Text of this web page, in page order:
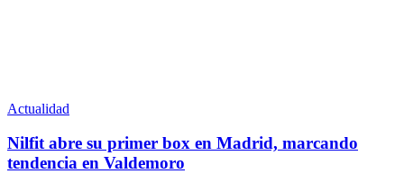
Actualidad
Nilfit abre su primer box en Madrid, marcando
tendencia en Valdemoro